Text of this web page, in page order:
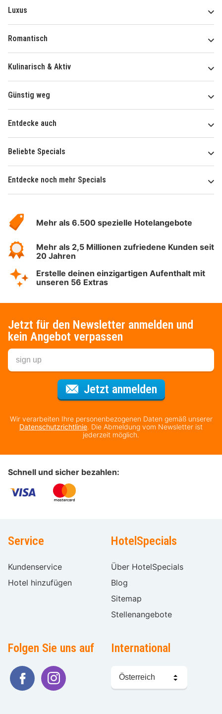
Luxus
Romantisch
Kulinarisch & Aktiv
Günstig weg
Entdecke auch
Beliebte Specials
Entdecke noch mehr Specials
Hotelspecials
Mehr als 6.500 spezielle Hotelangebote
Mehr als 2,5 Millionen zufriedene Kunden seit
20 Jahren
Erstelle deinen einzigartigen Aufenthalt mit
unseren 56 Extras
Jetzt für den Newsletter anmelden und
kein Angebot verpassen
Jetzt anmeldenFür den
Wir verarbeiten Ihre personenbezogenen Daten gemäß unserer
Datenschutzrichtlinie. Die Abmeldung vom Newsletter ist
jederzeit möglich.
Schnell und sicher bezahlen:
Service
Kundenservice
Hotel hinzufügen
HotelSpecials
Über HotelSpecials
Blog
Sitemap
Stellenangebote
Folgen Sie uns auf International
Sprache
wählen